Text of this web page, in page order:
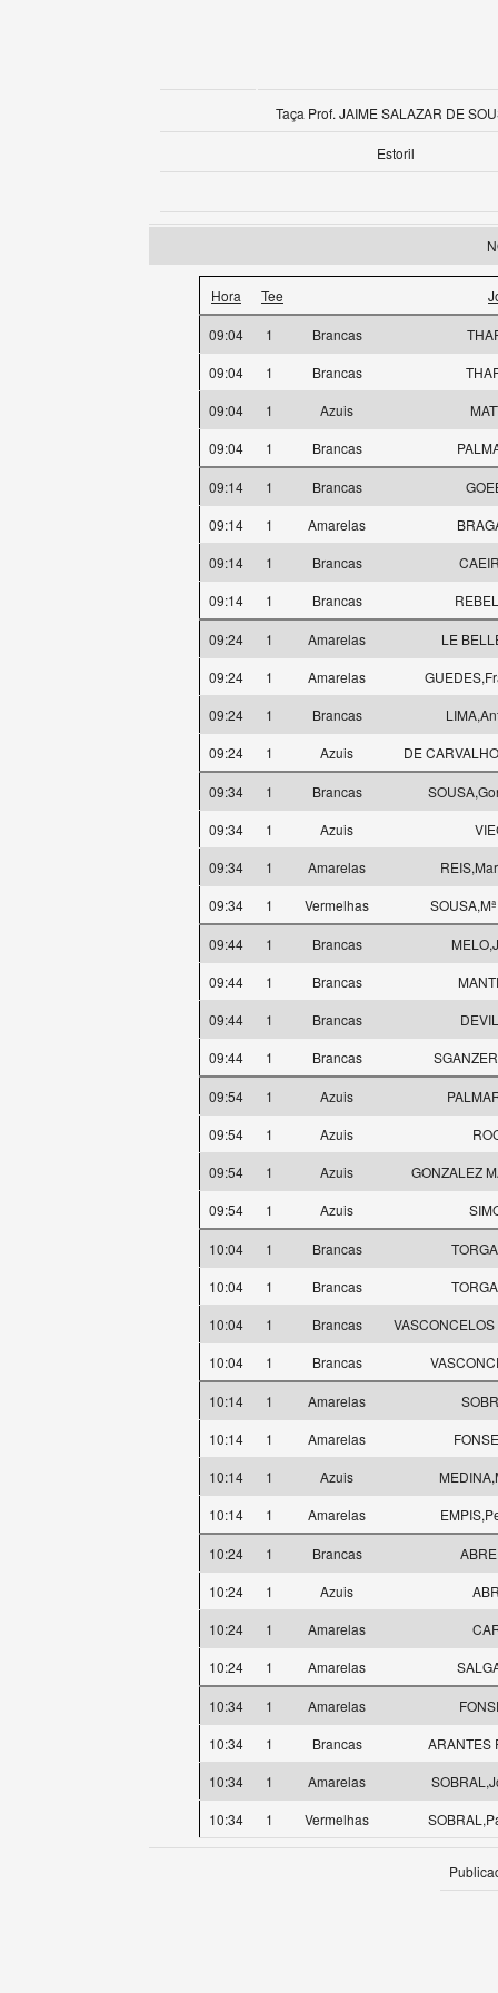
Taça Prof. JAIME SALAZAR DE
Estoril
Hora Tee
09:04 1 Brancas
09:04
1 Brancas
09:04
1 Azuis
09:04
1 Brancas
09:14 1 Brancas
09:14
1 Amarelas
09:14
1 Brancas
09:14
1 Brancas
09:24 1 Amarelas
LE
09:24
1 Amarelas
09:24
1 Brancas
09:24
1 Azuis DE
09:34 1 Brancas
09:34
1 Azuis
09:34
1 Amarelas
09:34
1 Vermelhas
09:44 1 Brancas
09:44
1 Brancas
09:44
1 Brancas
09:44
1 Brancas
09:54 1 Azuis
09:54
1 Azuis
09:54
1 Azuis
GONZALEZ
09:54
1 Azuis
10:04 1 Brancas
10:04
1 Brancas
10:04
1 Brancas
10:04
1 Brancas
10:14 1 Amarelas
10:14
1 Amarelas
10:14
1 Azuis
10:14
1 Amarelas
10:24 1 Brancas
10:24
1 Azuis
10:24
1 Amarelas
10:24
1 Amarelas
10:34 1 Amarelas
10:34
1 Brancas
ARANTES
10:34
1 Amarelas
10:34
1 Vermelhas